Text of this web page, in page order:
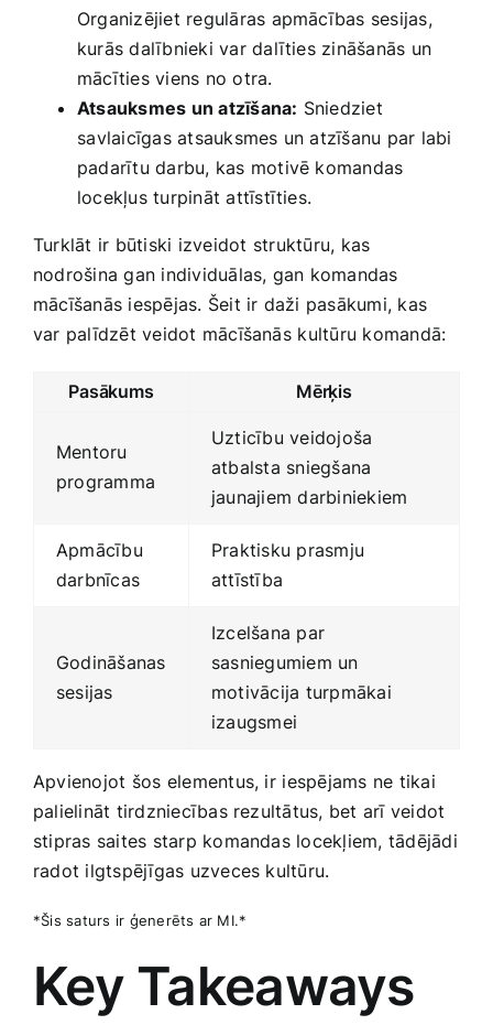
Organizējiet regulāras apmācības sesijas,
kurās dalībnieki var dalīties zināšanās‍ un
mācīties viens no ‍otra.
Atsauksmes un atzīšana: Sniedziet
⁤savlaicīgas atsauksmes un atzīšanu par labi
padarītu darbu,‌ kas motivē komandas
locekļus turpināt attīstīties.
Turklāt ir būtiski izveidot ⁤struktūru,‍ kas‌
nodrošina gan individuālas, gan komandas
mācīšanās iespējas. Šeit ir daži pasākumi, kas⁤
var palīdzēt veidot mācīšanās⁤ kultūru komandā:
Pasākums Mērķis
Mentoru
programma
Uzticību veidojoša
atbalsta sniegšana
jaunajiem darbiniekiem
Apmācību
darbnīcas
Praktisku prasmju
attīstība
Godināšanas
sesijas
Izcelšana par
sasniegumiem un
motivācija turpmākai
izaugsmei
Apvienojot šos ⁢elementus, ir ⁤iespējams ne tikai
palielināt tirdzniecības rezultātus, bet arī veidot
stipras saites starp komandas locekļiem, tādējādi
radot ilgtspējīgas uzveces kultūru.
*Šis saturs ir ģenerēts ar MI.*
Key Takeaways